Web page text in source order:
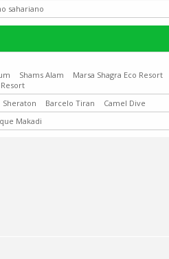
sahariano
Shams Alam Marsa Shagra Eco Resort
Sheraton Barcelo Tiran
Camel Dive
Makadi